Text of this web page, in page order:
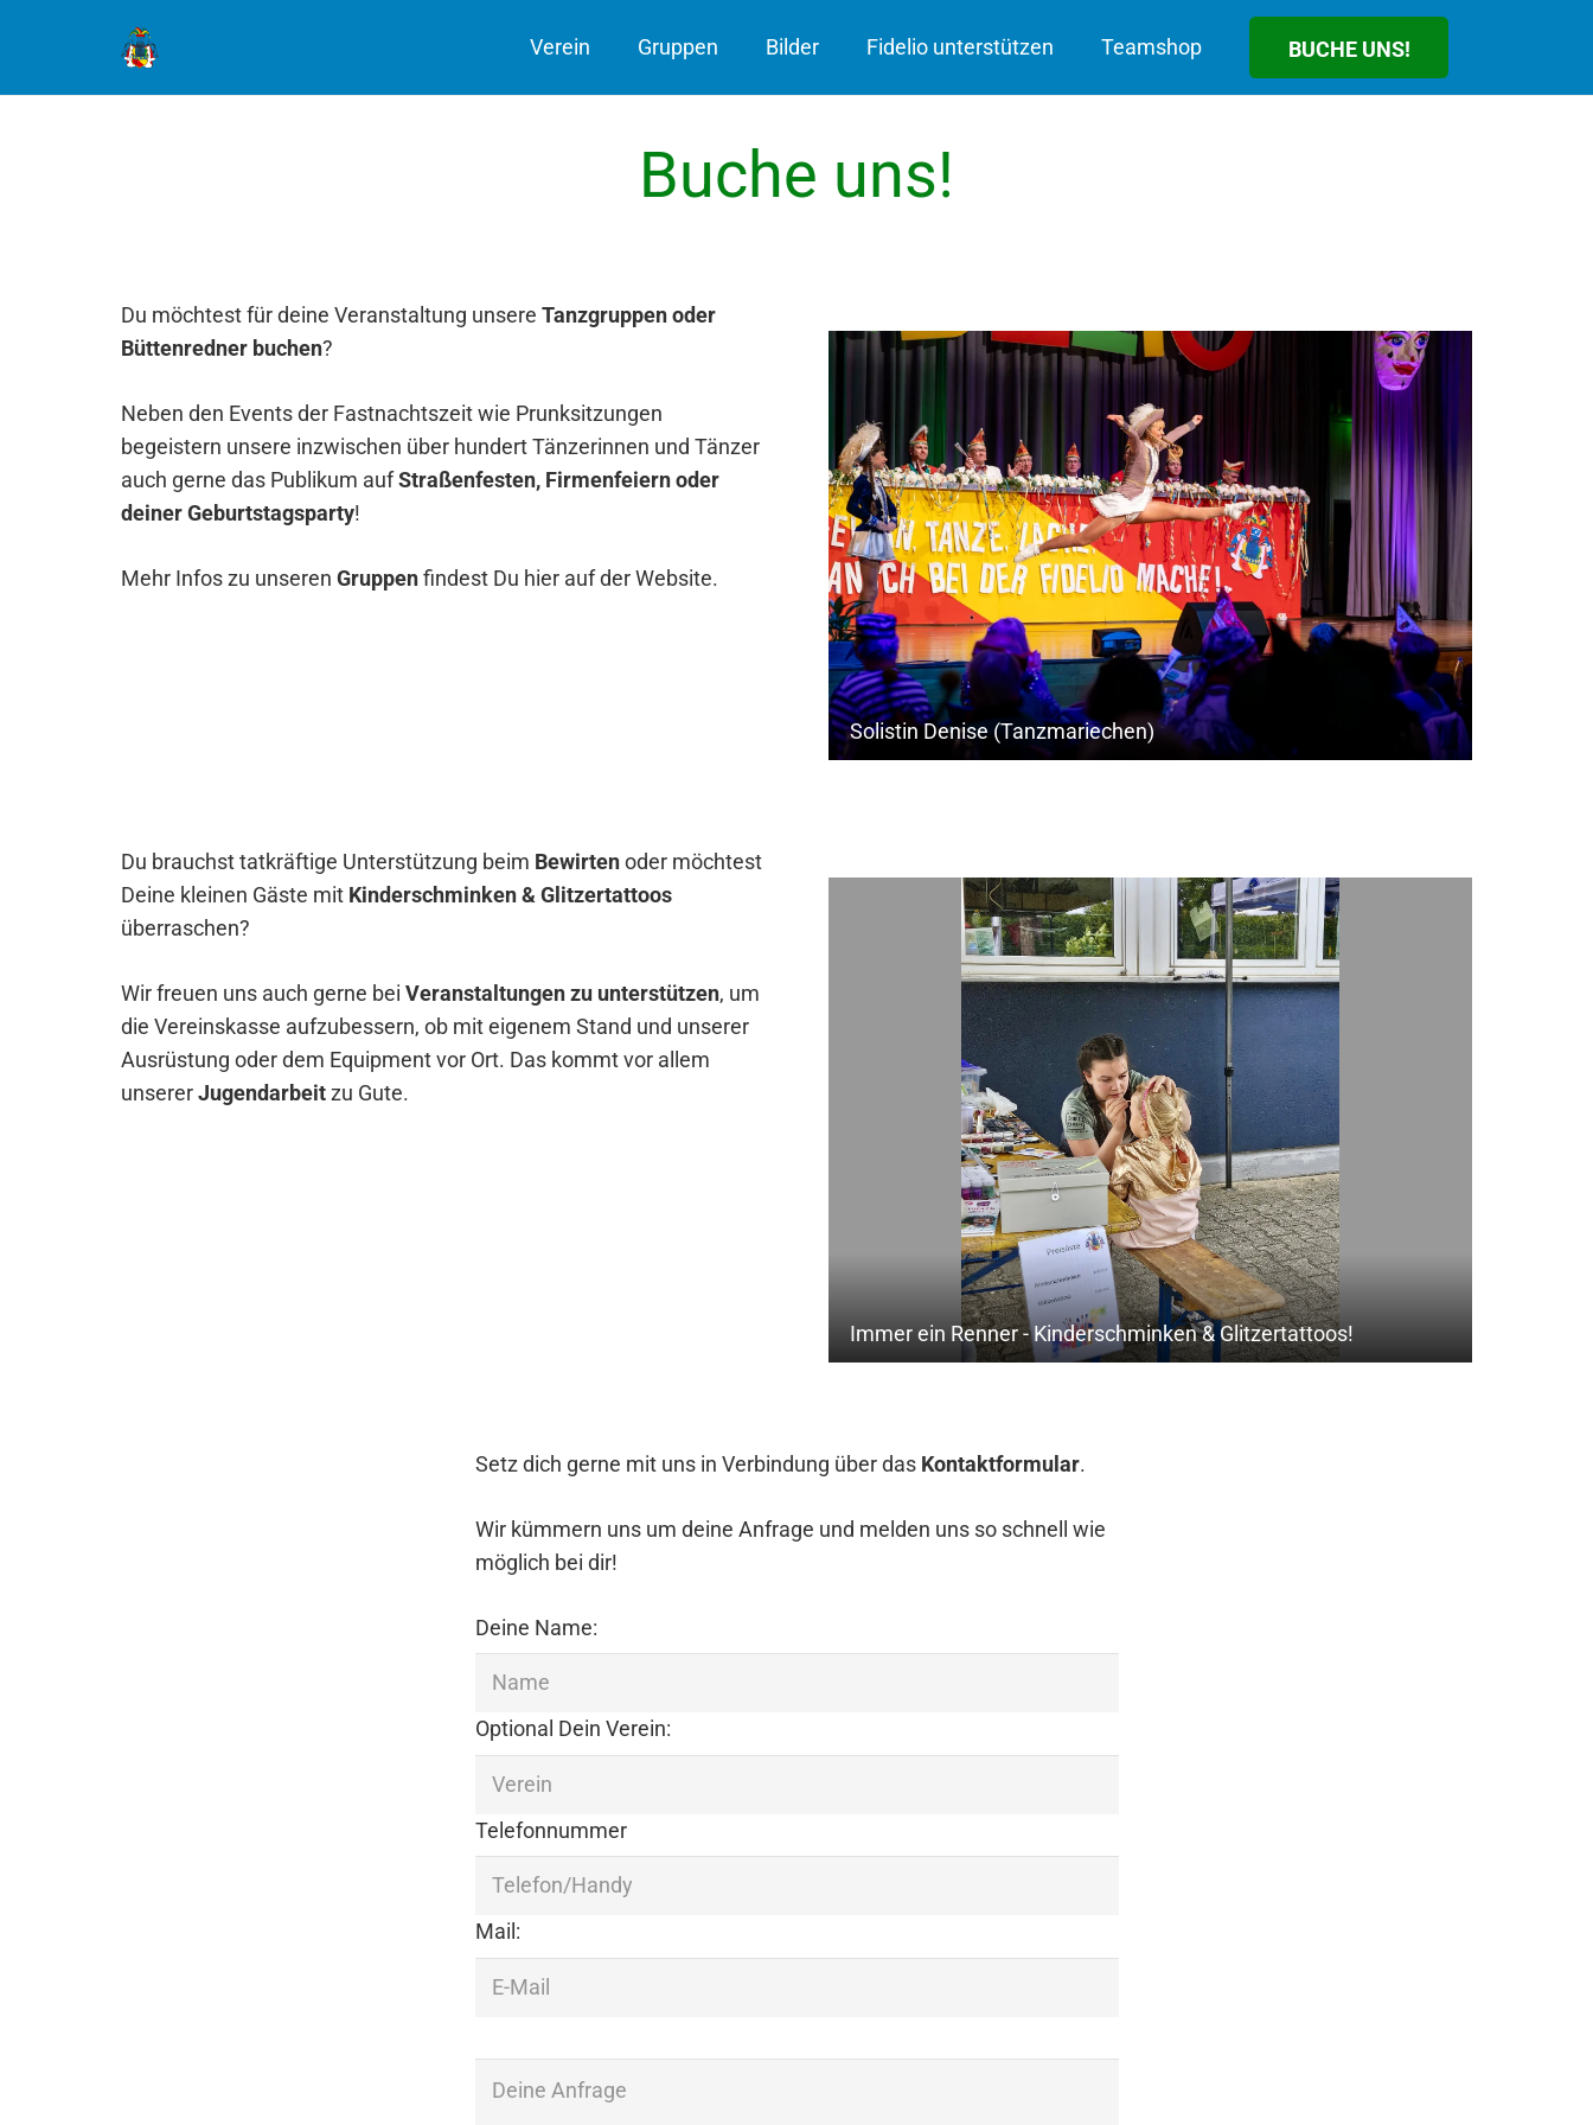
Verein Gruppen Bilder Fidelio unterstützen Teamshop BUCHE UNS!
Buche uns!
Du möchtest für deine Veranstaltung unsere Tanzgruppen oder
Büttenredner buchen?
Neben den Events der Fastnachtszeit wie Prunksitzungen
begeistern unsere inzwischen über hundert Tänzerinnen und Tänzer
auch gerne das Publikum aufStraßenfesten, Firmenfeiern oder
deiner Geburtstagsparty!
Mehr Infos zu unseren Gruppenfindest Du hier auf der Website.
Du brauchst tatkräftige Unterstützung beim Bewirtenoder möchtest
Deine kleinen Gäste mit Kinderschminken & Glitzertattoos
überraschen?
Wir freuen uns auch gerne bei Veranstaltungen zu unterstützen, um
die Vereinskasse aufzubessern, ob mit eigenem Stand und unserer
Ausrüstung oder dem Equipment vor Ort. Das kommt vor allem
unsererJugendarbeitzu Gute.
Immer ein Renner - Kinderschminken & Glitzertattoos!
Setz dich gerne mit uns in Verbindung über das Kontaktformular.
Wir kümmern uns um deine Anfrage und melden uns so schnell wie
möglich bei dir!
Deine Name:
Optional Dein Verein:
Telefonnummer
Mail: